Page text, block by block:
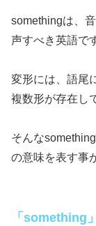
somethingは、
声すべき英語で
変形には、語尾
複数形が存在し
そんな
の意味を表す事
「something